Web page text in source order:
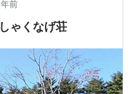
ンの鐘」 ２３年前の
まい…
前
ゃくなげ荘